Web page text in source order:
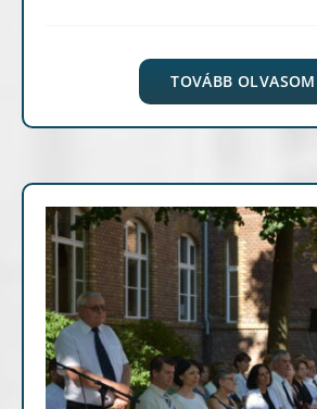
TOVÁBB OLVASOM
Hírek, események